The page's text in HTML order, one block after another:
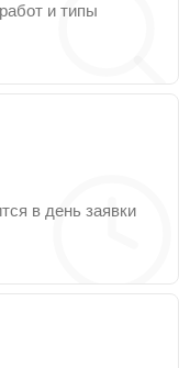
и типы
в день заявки